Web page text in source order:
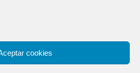
cookies
con la presencia del jurado
que hayan sido…